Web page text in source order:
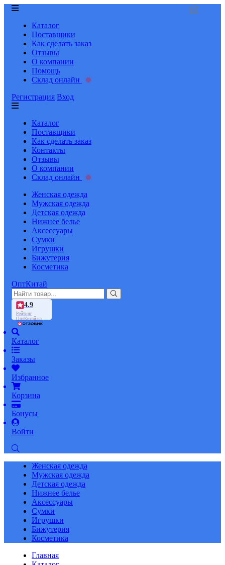
Каталог
Поставщики
Как сделать заказ
Отзывы
О компании
Помощь
Склад онлайн
Регистрация Вход
Каталог
Поставщики
Как сделать заказ
Контакты
Отзывы
О компании
Склад онлайн
Женская одежда
Мужская одежда
Детская одежда
Нижнее белье
Аксессуары
Сумки
Игрушки
Бижутерия
Косметика
ОптКитай
4.9
Рейтинг
ОптКитай на
Каталог
Заказы
Избранное
Корзина
Бонусы
Войти
Женская одежда
Мужская одежда
Детская одежда
Нижнее белье
Аксессуары
Сумки
Игрушки
Бижутерия
Косметика
Главная